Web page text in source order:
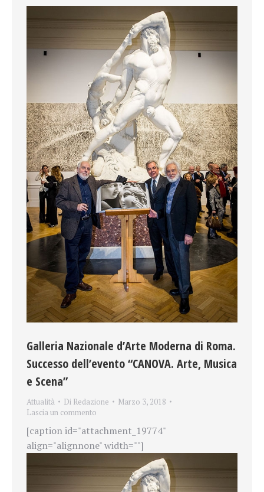
Galleria Nazionale d’Arte Moderna di Roma.
Successo dell’evento “CANOVA. Arte, Musica
e Scena”
Attualità Di Redazione
Marzo 3, 2018
Lascia un commento
[caption id="attachment_19774"
align="alignnone" width=""]